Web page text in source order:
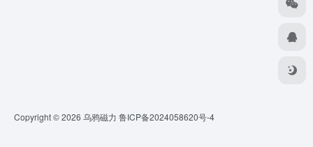
Copyright © 2026 乌鸦磁力 鲁ICP备2024058620号-4